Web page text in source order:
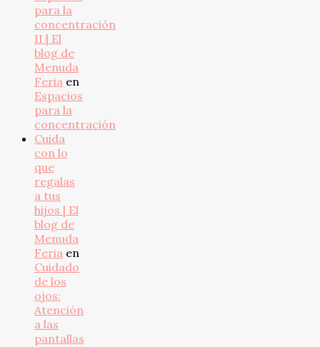
para la
concentración
II | El
blog de
Menuda
Feria en
Espacios
para la
concentración
Cuida
con lo
que
regalas
a tus
hijos | El
blog de
Menuda
Feria en
Cuidado
de los
ojos:
Atención
a las
pantallas